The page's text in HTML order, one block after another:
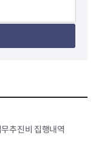
추진비 집행내역